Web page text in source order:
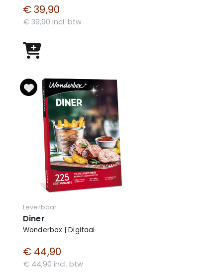
€ 39,90
€ 39,90 incl. btw
Leverbaar
Diner
Wonderbox | Digitaal
€ 44,90
€ 44,90 incl. btw